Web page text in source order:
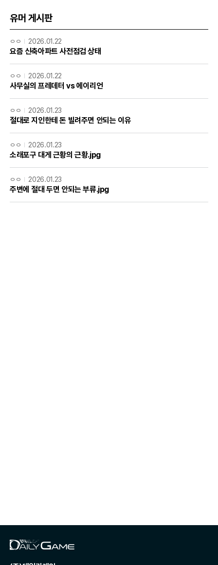
유머 게시판
ㅇㅇ 2026.01.22
요즘 신축아파트 사전점검 상태
ㅇㅇ 2026.01.22
사무실의 프레데터 vs 에이리언
ㅇㅇ 2026.01.23
절대로 지인한테 돈 빌려주면 안되는 이유
ㅇㅇ 2026.01.23
소래포구 대게 근황의 근황.jpg
ㅇㅇ 2026.01.23
주변에 절대 두면 안되는 부류.jpg